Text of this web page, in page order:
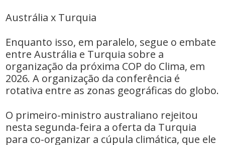
Austrália x Turquia
Enquanto isso, em paralelo, segue o embate
entre Austrália e Turquia sobre a
organização da próxima COP do Clima, em
2026. A organização da conferência é
rotativa entre as zonas geográficas do globo.
O primeiro-ministro australiano rejeitou
nesta segunda-feira a oferta da Turquia
para co-organizar a cúpula climática, que ele